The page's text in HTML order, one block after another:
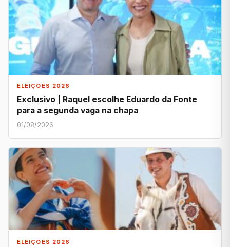
ELEIÇÕES 2026
Exclusivo | Raquel escolhe Eduardo da Fonte
para a segunda vaga na chapa
01/08/2026
ELEIÇÕES 2026